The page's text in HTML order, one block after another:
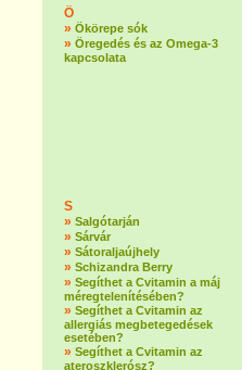
Ö
» Ökörepe sók
» Öregedés és az Omega-3
kapcsolata
S
» Salgótarján
» Sárvár
» Sátoraljaújhely
» Schizandra Berry
» Segíthet a Cvitamin a máj
méregtelenítésében?
» Segíthet a Cvitamin az
allergiás megbetegedések
esetében?
» Segíthet a Cvitamin az
ateroszklerósz?